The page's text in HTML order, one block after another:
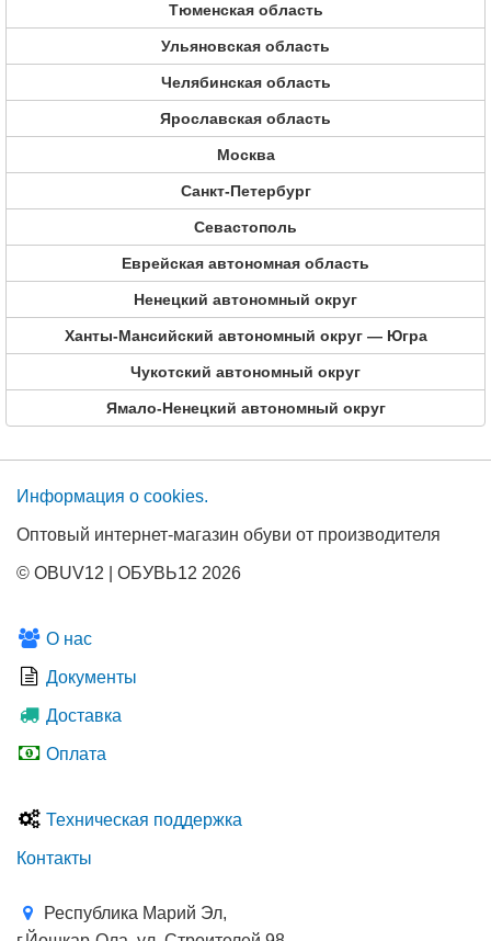
Тюменская область
Ульяновская область
Челябинская область
Ярославская область
Москва
Санкт-Петербург
Севастополь
Еврейская автономная область
Ненецкий автономный округ
Ханты-Мансийский автономный округ — Югра
Чукотский автономный округ
Ямало-Ненецкий автономный округ
Информация о сооkies.
Оптовый интернет-магазин обуви от производителя
© OBUV12 | ОБУВЬ12 2026
О нас
Документы
Доставка
Оплата
Техническая поддержка
Контакты
Республика Марий Эл,